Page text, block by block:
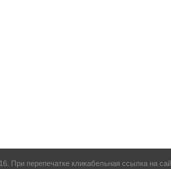
При перепечатке кликабельная ссылка на